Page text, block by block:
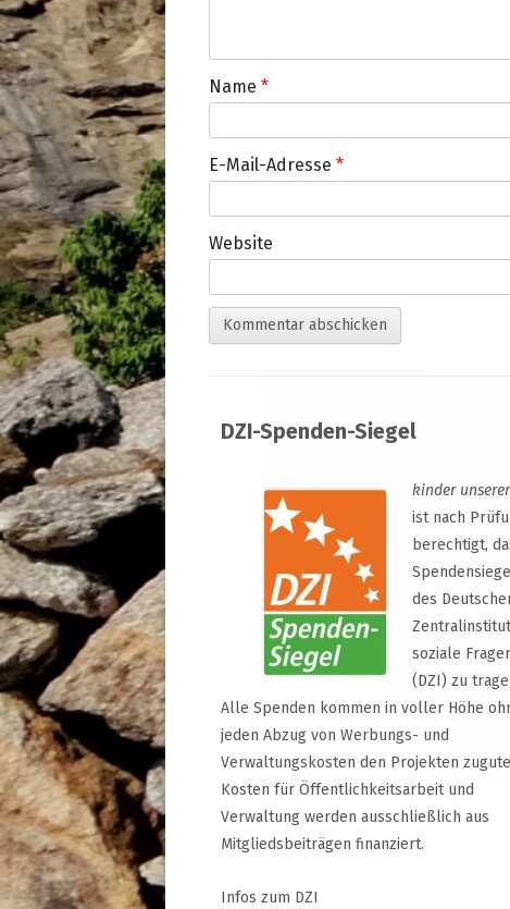
Name *
E-Mail-Adresse *
Website
Inhalt
DZI-Spenden-Siegel
kinder
ist nach
berechtigt,
des
soziale
(DZI) zu
Alle Spenden kommen in voller Höhe
jeden Abzug von Werbungs- und
Verwaltungskosten den Projekten
Kosten für Öffentlichkeitsarbeit und
Verwaltung werden ausschließlich aus
Mitgliedsbeiträgen finanziert.
Infos zum DZI